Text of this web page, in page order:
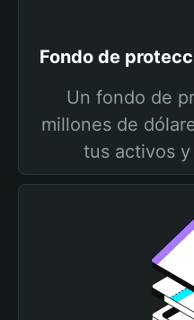
Fondo de
Un fondo de
millones de
tus activos